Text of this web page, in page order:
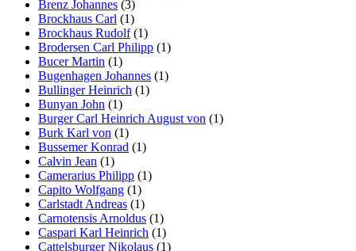
Brenz Johannes (3)
Brockhaus Carl (1)
Brockhaus Rudolf(1)
Brodersen Carl Philipp (1)
Bucer Martin (1)
Bugenhagen Johannes (1)
Bullinger Heinrich (1)
Bunyan John (1)
Burger Carl Heinrich August von (1)
Burk Karl von (1)
Bussemer Konrad (1)
Calvin Jean (1)
Camerarius Philipp (1)
Capito Wolfgang (1)
Carlstadt Andreas (1)
Carnotensis Arnoldus (1)
Caspari Karl Heinrich (1)
Cattelsburger Nikolaus (1)